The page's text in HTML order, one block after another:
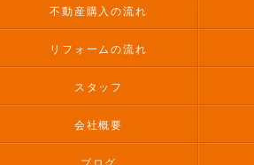
不動産購入の流れ
リフォームの流れ
スタッフ
会社概要
ブログ